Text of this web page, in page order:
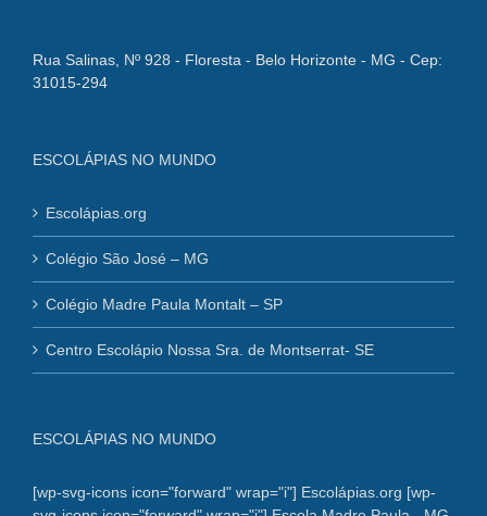
Rua Salinas, Nº 928 - Floresta - Belo Horizonte - MG - Cep:
31015-294
ESCOLÁPIAS NO MUNDO
Escolápias.org
Colégio São José – MG
Colégio Madre Paula Montalt – SP
Centro Escolápio Nossa Sra. de Montserrat- SE
ESCOLÁPIAS NO MUNDO
[wp-svg-icons icon="forward" wrap="i"] Escolápias.org [wp-